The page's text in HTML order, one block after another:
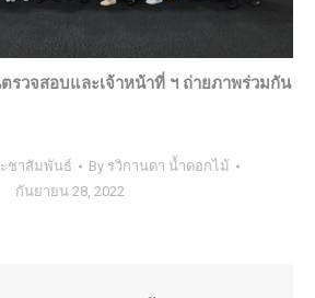
รวจสอบและเจ้าหน้าที่ ฯ ถ่ายภาพร่วมกัน
ชาสัมพันธ์ By รวิกานดา น้ำดอกไม้
กันยายน 28, 2022